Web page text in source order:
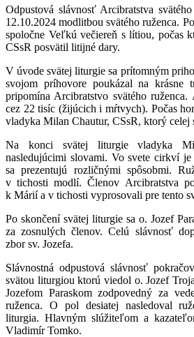
Odpustová slávnosť Arcibratstva
12.10.2024 modlitbou svätého ruženca.
spoločne Veľkú večiereň s lítiou, počas
CSsR posvätil litijné dary.
V úvode svätej liturgie sa prítomným
svojom príhovore poukázal na krásne
pripomína Arcibratstvo svätého
cez 22 tisíc (žijúcich i mŕtvych). Počas
vladyka Milan Chautur, CSsR, ktorý celej
Na konci svätej liturgie vladyka
nasledujúcimi slovami. Vo svete cirkví
sa prezentujú rozličnými spôsobmi.
v tichosti modlí. Členov Arcibratstva
k Márií a v tichosti vyprosovali pre tento
Po skončení svätej liturgie sa o. Jozef
za zosnulých členov. Celú slávnosť
zbor sv. Jozefa.
Slávnostná odpustová slávnosť
svätou liturgiou ktorú viedol o. Jozef
Jozefom Paraskom zodpovedný za
ruženca. O pol desiatej nasledoval
liturgia. Hlavným slúžiteľom a
Vladimír Tomko.